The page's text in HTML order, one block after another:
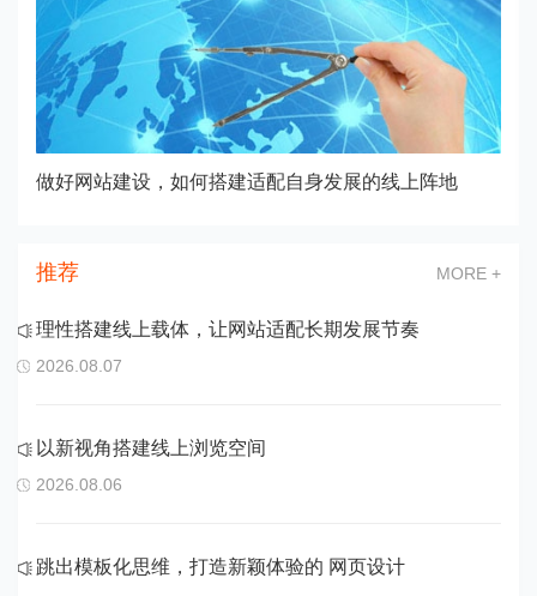
做好网站建设，如何搭建适配自身发展的线上阵地
推荐 MORE +
理性搭建线上载体，让网站适配长期发展节奏
2026.08.07
以新视角搭建线上浏览空间
2026.08.06
跳出模板化思维，打造新颖体验的 网页设计